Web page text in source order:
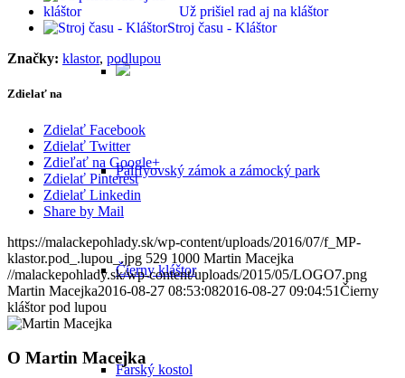
Pálffyovský zámok a zámocký park
Čierny kláštor
Farský kostol
Už prišiel rad aj na kláštor
Stroj času - Kláštor
Značky: klastor, podlupou
Zdielať na
Zdielať Facebook
Zdielať Twitter
Zdieľať na Google+
Zdielať Pinterest
Zdielať Linkedin
Share by Mail
https://malackepohlady.sk/wp-content/uploads/2016/07/f_MP-
klastor.pod_.lupou_.jpg 529 1000 Martin Macejka
//malackepohlady.sk/wp-content/uploads/2015/05/LOGO7.png
Martin Macejka2016-08-27 08:53:082016-08-27 09:04:51Čierny
kláštor pod lupou
O Martin Macejka